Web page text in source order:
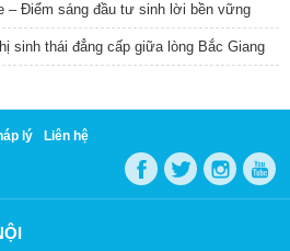
– Điểm sáng đầu tư sinh lời bền vững
sinh thái đẳng cấp giữa lòng Bắc Giang
lý Liên hệ